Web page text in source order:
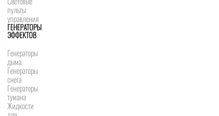
пульты
управления
ГЕНЕРАТОРЫ
ЭФФЕКТОВ
Генераторы
дыма
Генераторы
снега
Генераторы
тумана
Жидкости